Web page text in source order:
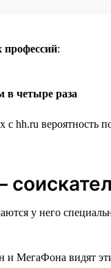
профессий:
в четыре раза
с hh.ru
у него